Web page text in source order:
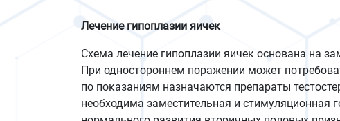
Лечение гипоплазии яичек
Схема лечение гипоплазии яичек основана на
При одностороннем поражении может
по показаниям назначаются препараты
необходима заместительная и стимуляционная